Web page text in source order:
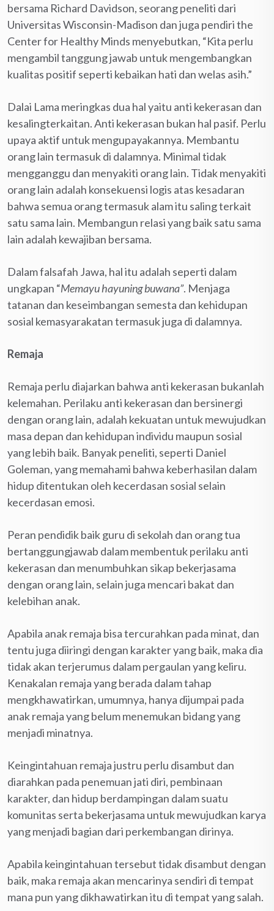
bersama Richard Davidson, seorang peneliti dari
Universitas Wisconsin-Madison dan juga pendiri the
Center for Healthy Minds menyebutkan, “Kita perlu
mengambil tanggung jawab untuk mengembangkan
kualitas positif seperti kebaikan hati dan welas asih.”
Dalai Lama meringkas dua hal yaitu anti kekerasan dan
kesalingterkaitan. Anti kekerasan bukan hal pasif. Perlu
upaya aktif untuk mengupayakannya. Membantu
orang lain termasuk di dalamnya. Minimal tidak
mengganggu dan menyakiti orang lain. Tidak menyakiti
orang lain adalah konsekuensi logis atas kesadaran
bahwa semua orang termasuk alam itu saling terkait
satu sama lain. Membangun relasi yang baik satu sama
lain adalah kewajiban bersama.
Dalam falsafah Jawa, hal itu adalah seperti dalam
ungkapan “Memayu hayuning buwana”. Menjaga
tatanan dan keseimbangan semesta dan kehidupan
sosial kemasyarakatan termasuk juga di dalamnya.
Remaja
Remaja perlu diajarkan bahwa anti kekerasan bukanlah
kelemahan. Perilaku anti kekerasan dan bersinergi
dengan orang lain, adalah kekuatan untuk mewujudkan
masa depan dan kehidupan individu maupun sosial
yang lebih baik. Banyak peneliti, seperti Daniel
Goleman, yang memahami bahwa keberhasilan dalam
hidup ditentukan oleh kecerdasan sosial selain
kecerdasan emosi.
Peran pendidik baik guru di sekolah dan orang tua
bertanggungjawab dalam membentuk perilaku anti
kekerasan dan menumbuhkan sikap bekerjasama
dengan orang lain, selain juga mencari bakat dan
kelebihan anak.
Apabila anak remaja bisa tercurahkan pada minat, dan
tentu juga diiringi dengan karakter yang baik, maka dia
tidak akan terjerumus dalam pergaulan yang keliru.
Kenakalan remaja yang berada dalam tahap
mengkhawatirkan, umumnya, hanya dijumpai pada
anak remaja yang belum menemukan bidang yang
menjadi minatnya.
Keingintahuan remaja justru perlu disambut dan
diarahkan pada penemuan jati diri, pembinaan
karakter, dan hidup berdampingan dalam suatu
komunitas serta bekerjasama untuk mewujudkan karya
yang menjadi bagian dari perkembangan dirinya.
Apabila keingintahuan tersebut tidak disambut dengan
baik, maka remaja akan mencarinya sendiri di tempat
mana pun yang dikhawatirkan itu di tempat yang salah.